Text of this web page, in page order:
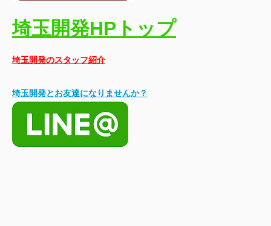
埼玉開発HPトップ
埼玉開発のスタッフ紹介
埼玉開発とお友達になりませんか？